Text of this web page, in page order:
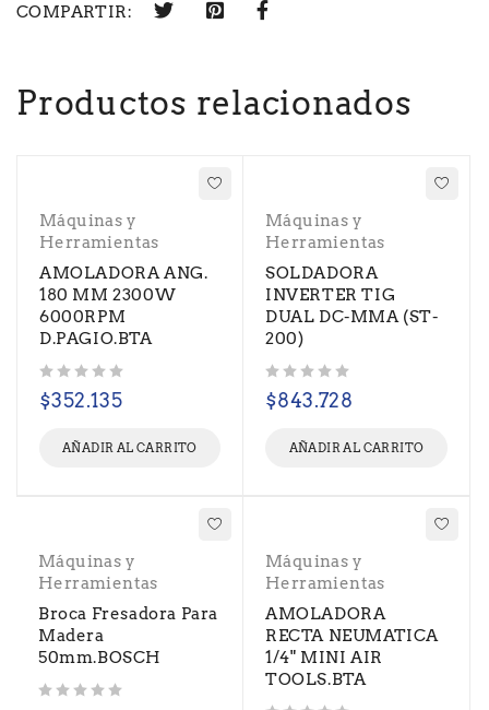
COMPARTIR:
Productos relacionados
Máquinas y
Herramientas
AMOLADORA ANG.
180 MM 2300W
6000RPM
D.PAGIO.BTA
$352.135
AÑADIR AL CARRITO
Máquinas y
Herramientas
SOLDADORA
INVERTER TIG
DUAL DC-MMA (ST-
200)
$843.728
AÑADIR AL CARRITO
Máquinas y
Herramientas
Broca Fresadora Para
Madera
50mm.BOSCH
Máquinas y
Herramientas
AMOLADORA
RECTA NEUMATICA
1/4" MINI AIR
TOOLS.BTA